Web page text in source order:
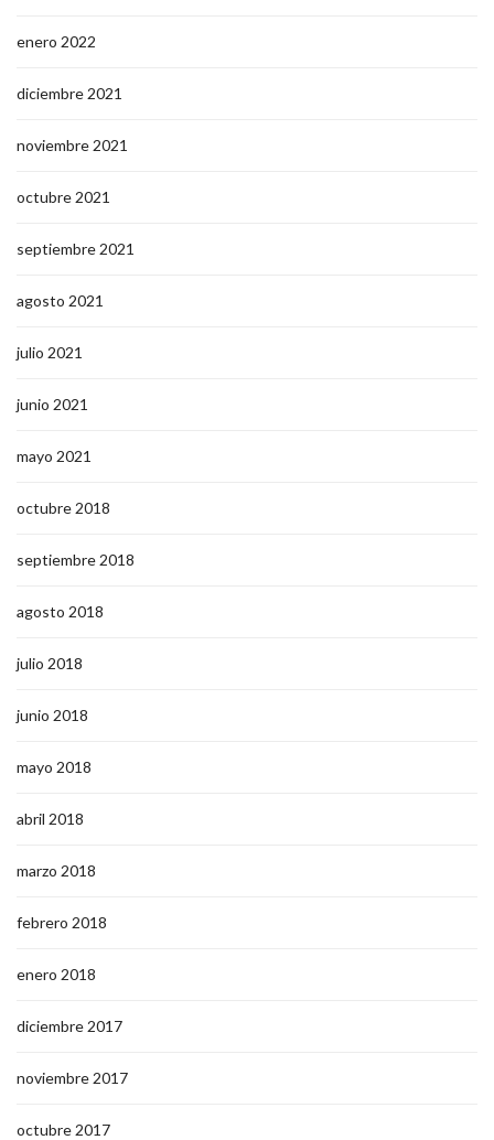
enero 2022
diciembre 2021
noviembre 2021
octubre 2021
septiembre 2021
agosto 2021
julio 2021
junio 2021
mayo 2021
octubre 2018
septiembre 2018
agosto 2018
julio 2018
junio 2018
mayo 2018
abril 2018
marzo 2018
febrero 2018
enero 2018
diciembre 2017
noviembre 2017
octubre 2017